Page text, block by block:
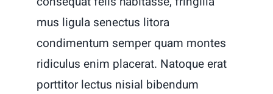
mus ligula senectus litora
condimentum semper quam montes
ridiculus enim placerat. Natoque erat
porttitor lectus nisial bibendum